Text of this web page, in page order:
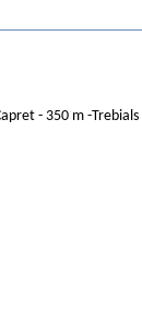
- 350 m -Trebials